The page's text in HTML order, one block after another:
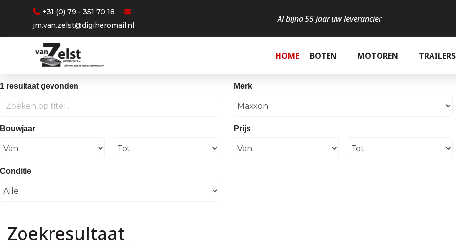
+31 (0) 79 - 351 70 18
jm.van.zelst@digiheromail.nl
Al bijna 55 jaar uw leverancier
HOME BOTEN MOTOREN TRAILERS
1 resultaat gevonden Merk
Bouwjaar Prijs
Conditie
Zoekresultaat